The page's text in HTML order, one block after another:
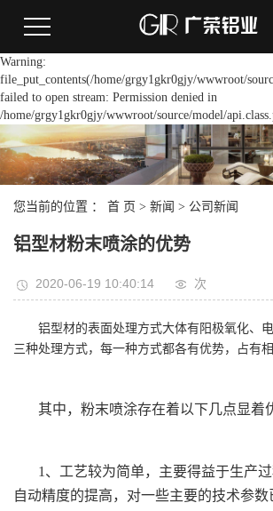
Warning:
file_put_contents(/home/grgy1gkr0gjy/wwwroot/
failed to open stream: Permission denied in
/home/grgy1gkr0gjy/wwwroot/source/model/
您当前的位置 ： 首 页 > 新闻 > 公司新闻
铝型材粉末喷涂的优势
2020-06-19 10:40:14 次
铝型材的表面处理方式大体有阳极氧化、
三种处理方式，每一种方式都各有优势，占有
其中，粉末喷涂存在着以下几点显着
1、工艺较为简单，主要得益于生产
自动精度的提高，对一些主要的技术参